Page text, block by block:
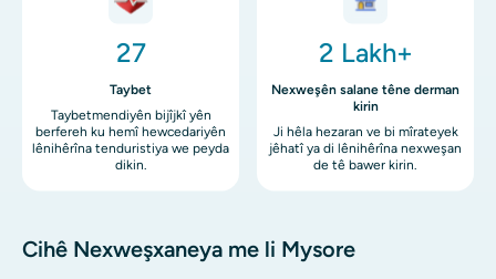
27
Taybet
Taybetmendiyên bijîjkî yên
berfereh ku hemî hewcedariyên
lênihêrîna tenduristiya we peyda
dikin.
2 Lakh+
Nexweşên salane têne derman
kirin
Ji hêla hezaran ve bi mîrateyek
jêhatî ya di lênihêrîna nexweşan
de tê bawer kirin.
Cihê Nexweşxaneya me li Mysore